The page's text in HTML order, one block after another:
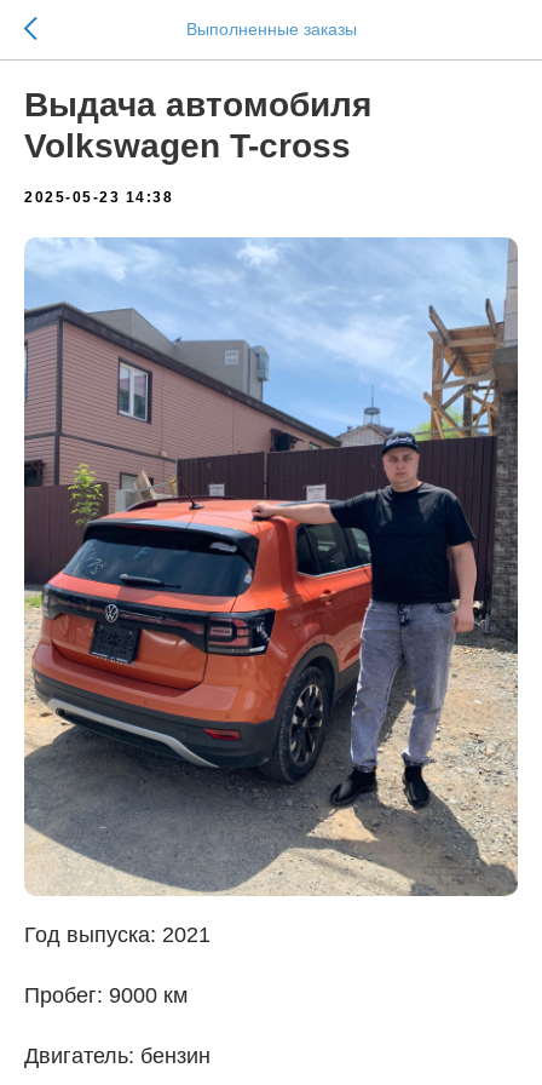
Выполненные заказы
Выдача автомобиля
Volkswagen T-cross
2025-05-23 14:38
Год выпуска: 2021
Пробег: 9000 км
Двигатель: бензин